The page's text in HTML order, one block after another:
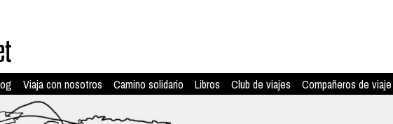
Viaja con nosotros Camino solidario Libros Club de viajes Compañeros de viaje